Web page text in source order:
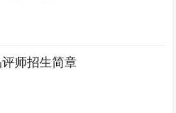
师招生简章